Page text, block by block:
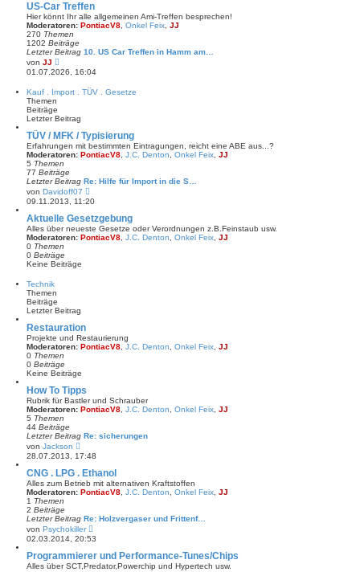
e
i
t
g
US-Car Treffen
Hier könnt Ihr alle allgemeinen Ami-Treffen besprechen!
Moderatoren: PontiacV8 Onkel Feix JJ
270 Themen
1202 Beiträge
Letzter Beitrag 10. US Car Treffen in Hamm am…
von JJ
e
u
s
r
B
e
i
t
r
a
g
01.07.2026, 16:04
Kauf . Import . TÜV . Gesetze
Themen
Beiträge
Letzter Beitrag
TÜV / MFK / Typisierung
Erfahrungen mit bestimmten Eintragungen, reicht eine ABE aus...?
Moderatoren: PontiacV8 J.C. Denton Onkel Feix JJ
5 Themen
77 Beiträge
Letzter Beitrag Re: Hilfe für Import in die S…
von Davidoff07
e
u
e
s
t
e
09.11.2013, 11:20
Aktuelle Gesetzgebung
Alles über neueste Gesetze oder Verordnungen z.B.Feinstaub usw.
Moderatoren: PontiacV8 J.C. Denton Onkel Feix JJ
0 Themen
0 Beiträge
Keine Beiträge
Technik
Themen
Beiträge
Letzter Beitrag
Restauration
Projekte und Restaurierung
Moderatoren: PontiacV8 J.C. Denton Onkel Feix JJ
0 Themen
0 Beiträge
Keine Beiträge
How To Tipps
Rubrik für Bastler und Schrauber
Moderatoren: PontiacV8 J.C. Denton Onkel Feix JJ
5 Themen
44 Beiträge
Letzter Beitrag Re: sicherungen
von Jackson
e
u
e
s
t
e
B
e
i
t
a
g
28.07.2013, 17:48
CNG . LPG . Ethanol
Alles zum Betrieb mit alternativen Kraftstoffen
Moderatoren: PontiacV8 J.C. Denton Onkel Feix JJ
1 Themen
2 Beiträge
Letzter Beitrag Re: Holzvergaser und Frittenf…
von Psychokiller
e
u
e
s
02.03.2014, 20:53
Programmierer und Performance-Tunes/Chips
Alles über SCT,Predator,Powerchip und Hypertech usw.